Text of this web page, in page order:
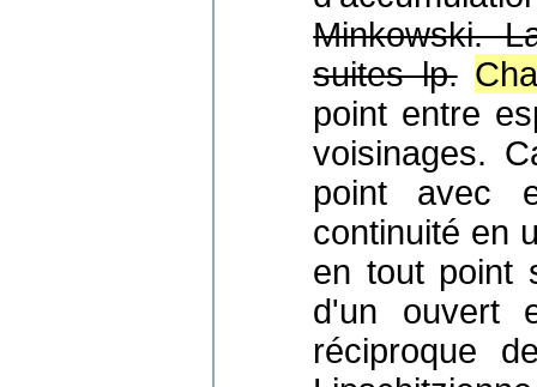
Minkowski.
suites lp.
point entre
voisinages.
point avec
continuité en
en tout point
d'un ouvert
réciproque